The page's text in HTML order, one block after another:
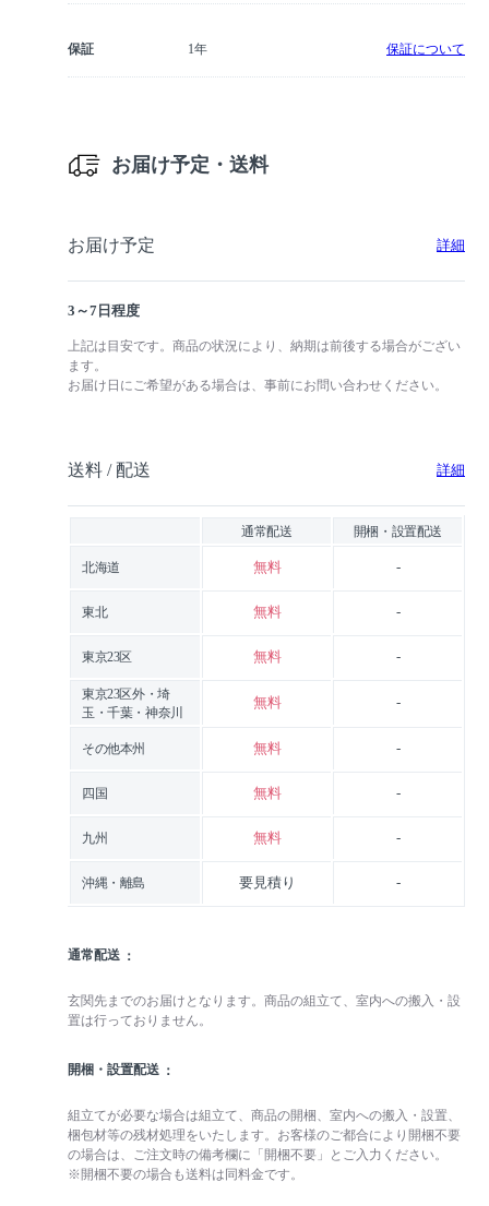
保証 1年 保証について
お届け予定・送料
お届け予定 詳細
3～7日程度
上記は目安です。商品の状況により、納期は前後する場合がござい
ます。
お届け日にご希望がある場合は、事前にお問い合わせください。
送料 / 配送 詳細
通常配送 開梱・設置配送
北海道 無料 -
東北 無料 -
東京23区 無料 -
東京23区外・埼
玉・千葉・神奈川
無料 -
その他本州 無料 -
四国 無料 -
九州 無料 -
沖縄・離島 要見積り -
通常配送
玄関先までのお届けとなります。商品の組立て、室内への搬入・設
置は行っておりません。
開梱・設置配送
組立てが必要な場合は組立て、商品の開梱、室内への搬入・設置、
梱包材等の残材処理をいたします。お客様のご都合により開梱不要
の場合は、ご注文時の備考欄に「開梱不要」とご入力ください。
※開梱不要の場合も送料は同料金です。